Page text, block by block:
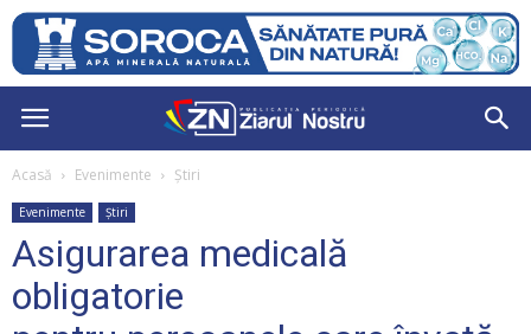
Acasă Evenimente Știri
Evenimente Știri
Asigurarea medicală
obligatorie